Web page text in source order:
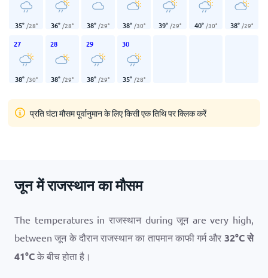
35° /28° 36° /28° 38° /29° 38° /30° 39° /29° 40° /30° 38° /29°
27
38° /30°
28
38° /29°
29
38° /29°
30
35° /28°
प्रति घंटा मौसम पूर्वानुमान के लिए किसी एक तिथि पर क्लिक करें
जून में राजस्थान का मौसम
The temperatures in राजस्थान during जून are very high,
between जून के दौरान राजस्थान का तापमान काफी गर्म और 32°Cसे
41°C के बीच होता है।